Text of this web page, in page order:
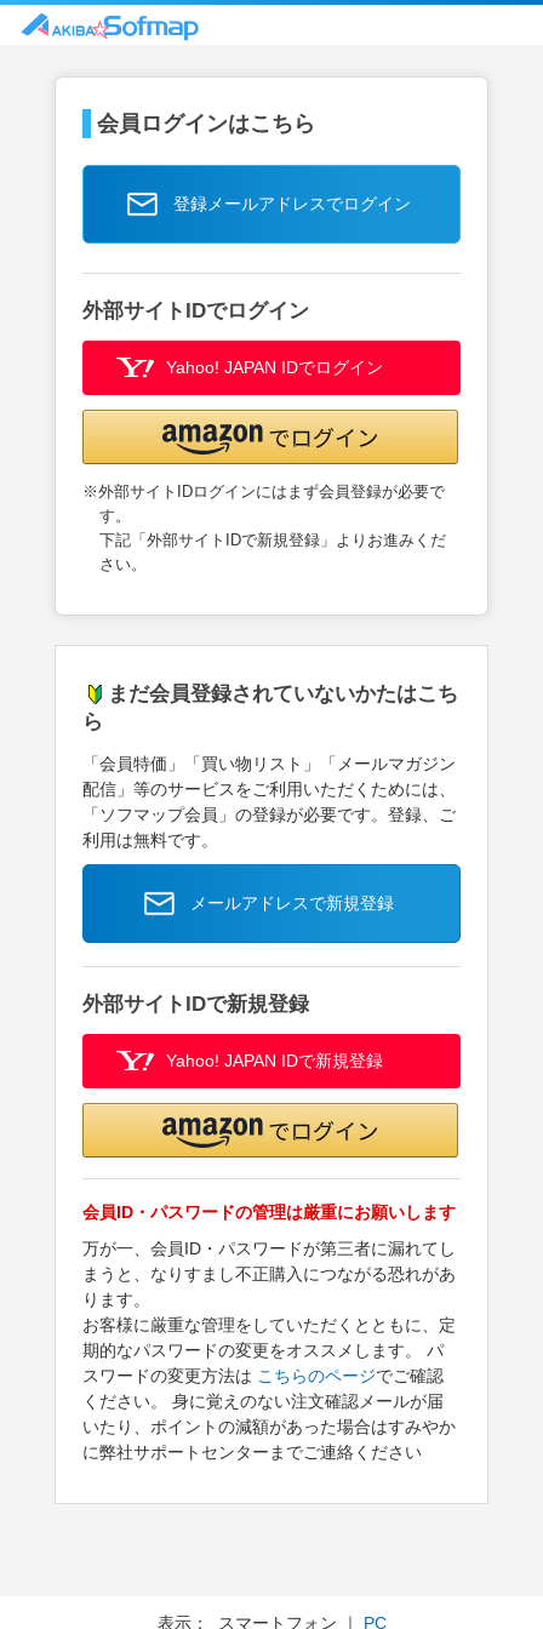
会員ログインはこちら
登録メールアドレスでログイン
外部サイトIDでログイン
Yahoo! JAPAN IDでログイン
※外部サイトIDログインにはまず会員登録が必要で
す。
下記「外部サイトIDで新規登録」よりお進みくだ
さい。
まだ会員登録されていないかたはこち
ら
「会員特価」「買い物リスト」「メールマガジン
配信」等のサービスをご利用いただくためには、
「ソフマップ会員」の登録が必要です。登録、ご
利用は無料です。
メールアドレスで新規登録
外部サイトIDで新規登録
Yahoo! JAPAN IDで新規登録
会員ID・パスワードの管理は厳重にお願いします
万が一、会員ID・パスワードが第三者に漏れてし
まうと、なりすまし不正購入につながる恐れがあ
ります。
お客様に厳重な管理をしていただくとともに、定
期的なパスワードの変更をオススメします。 パ
スワードの変更方法は こちらのページでご確認
ください。 身に覚えのない注文確認メールが届
いたり、ポイントの減額があった場合はすみやか
に弊社サポートセンターまでご連絡ください
表示： スマートフォン ｜ PC